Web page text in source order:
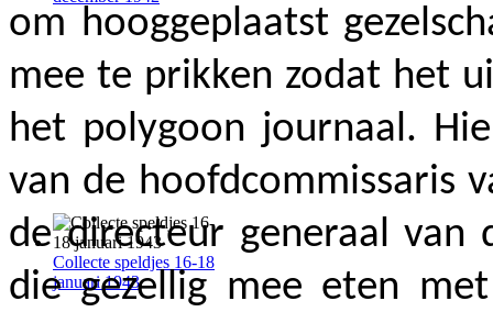
Collecte speldjes 16-18
januari 1943
om hooggeplaatst
mee te prikken zodat het
het polygoon journaal.
van de hoofdcommissaris
de directeur generaal van
die gezellig mee eten